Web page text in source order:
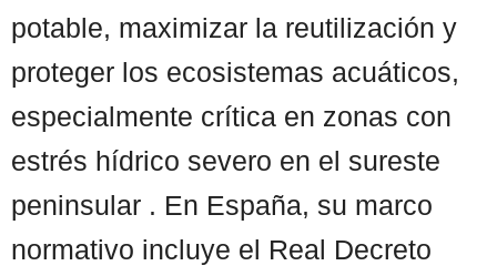
potable, maximizar la reutilización y
proteger los ecosistemas acuáticos,
especialmente crítica en zonas con
estrés hídrico severo en el sureste
peninsular . En España, su marco
normativo incluye el Real Decreto